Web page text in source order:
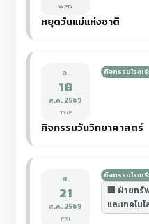
WED
หยุดวันแม่แห่งชาติ
อ.
18
ส.ค. 2569
TUE
กิจกรรมโรงเ
กิจกรรมวันวิทยาศาสตร์
ศ.
21
ส.ค. 2569
FRI
กิจกรรมโรงเ
🏢 ฝ่ายทรั
และเทคโน